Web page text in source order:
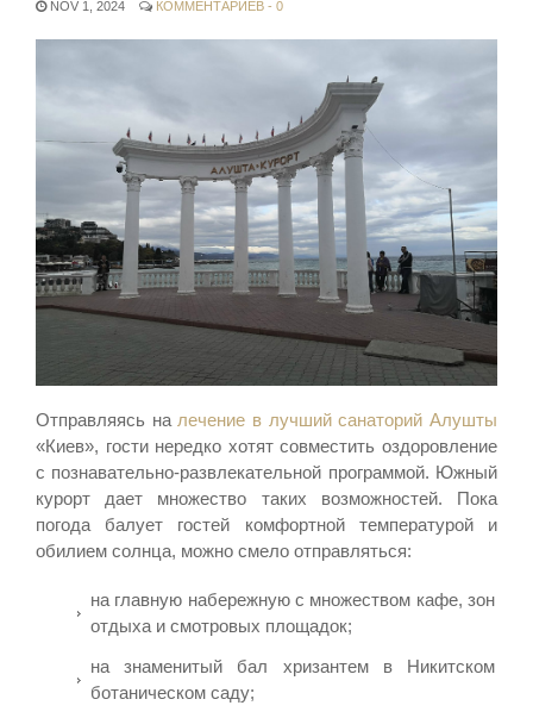
NOV 1, 2024 КОММЕНТАРИЕВ - 0
Отправляясь на лечение в лучший санаторий Алушты
«Киев», гости нередко хотят совместить оздоровление
с познавательно-развлекательной программой. Южный
курорт дает множество таких возможностей. Пока
погода балует гостей комфортной температурой и
обилием солнца, можно смело отправляться:
на главную набережную с множеством кафе, зон
отдыха и смотровых площадок;
на знаменитый бал хризантем в Никитском
ботаническом саду;